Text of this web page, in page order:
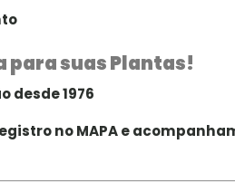
para suas Plantas!
desde 1976
no MAPA e